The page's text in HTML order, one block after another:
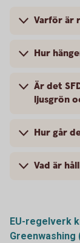
Varför är
Hur
Är det
ljusgrön
Hur går
Vad är
EU-regelverk
Greenwashing